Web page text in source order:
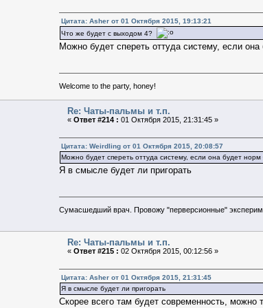
Цитата: Asher от 01 Октября 2015, 19:13:21
Что же будет с выходом 4?
Можно будет спереть оттуда систему, если
Welcome to the party, honey!
Re: Чаты-пальмы и т.п.
«Ответ #214 : 01 Октября 2015, 21:31:45 »
Цитата: Weirdling от 01 Октября 2015, 20:08:57
Можно будет спереть оттуда систему, если она будет норм
Я в смысле будет ли пригорать
Сумасшедший врач. Провожу "перверсионные"
Re: Чаты-пальмы и т.п.
«Ответ #215 : 02 Октября 2015, 00:12:56 »
Цитата: Asher от 01 Октября 2015, 21:31:45
Я в смысле будет ли пригорать
Скорее всего там будет современность,